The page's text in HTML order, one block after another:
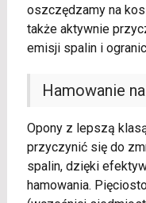
oszczędzamy na
także aktywnie
emisji spalin i
Hamowanie
Opony z lepszą
przyczynić się do
spalin, dzięki
hamowania.